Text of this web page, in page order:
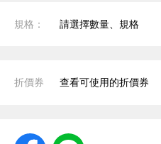
規格： 請選擇數量、規格
折價券 查看可使用的折價券